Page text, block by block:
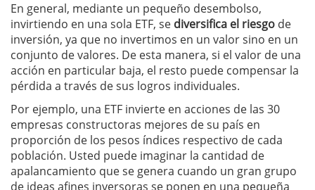
En general, mediante un pequeño desembolso,
invirtiendo en una sola ETF, se diversifica el riesgo de
inversión, ya que no invertimos en un valor sino en un
conjunto de valores. De esta manera, si el valor de una
acción en particular baja, el resto puede compensar la
pérdida a través de sus logros individuales.
Por ejemplo, una ETF invierte en acciones de las 30
empresas constructoras mejores de su país en
proporción de los pesos índices respectivo de cada
población. Usted puede imaginar la cantidad de
apalancamiento que se genera cuando un gran grupo
de ideas afines inversoras se ponen en una pequeña